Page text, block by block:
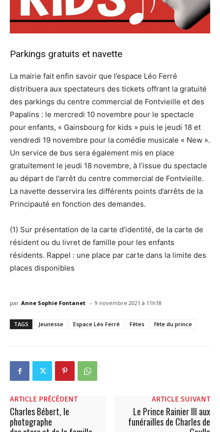
Parkings gratuits et navette
La mairie fait enfin savoir que l’espace Léo Ferré
distribuera aux spectateurs des tickets offrant la gratuité
des parkings du centre commercial de Fontvieille et des
Papalins : le mercredi 10 novembre pour le spectacle
pour enfants, « Gainsbourg for kids » puis le jeudi 18 et
vendredi 19 novembre pour la comédie musicale « New ».
Un service de bus sera également mis en place
gratuitement le jeudi 18 novembre, à l’issue du spectacle
au départ de l’arrêt du centre commercial de Fontvieille.
La navette desservira les différents points d’arrêts de la
Principauté en fonction des demandes.
(1) Sur présentation de la carte d’identité, de la carte de
résident ou du livret de famille pour les enfants
résidents. Rappel : une place par carte dans la limite des
places disponibles
par Anne Sophie Fontanet - 9 novembre 2021 à 11h18
TAGS Jeunesse Espace Léo Ferré Fêtes fête du prince
ARTICLE PRÉCÉDENT
Charles Bébert, le
photographe
ARTICLE SUIVANT
Le Prince Rainier III aux
funérailles de Charles de